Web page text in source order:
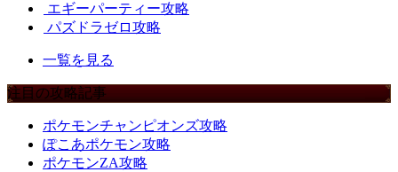
エギーパーティー攻略
パズドラゼロ攻略
一覧を見る
注目の攻略記事
ポケモンチャンピオンズ攻略
ぽこあポケモン攻略
ポケモンZA攻略